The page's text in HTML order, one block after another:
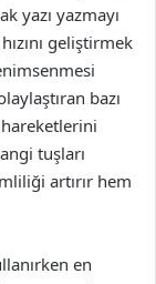
yazı yazmayı
geliştirmek
bazı
tuşları
artırır hem
en